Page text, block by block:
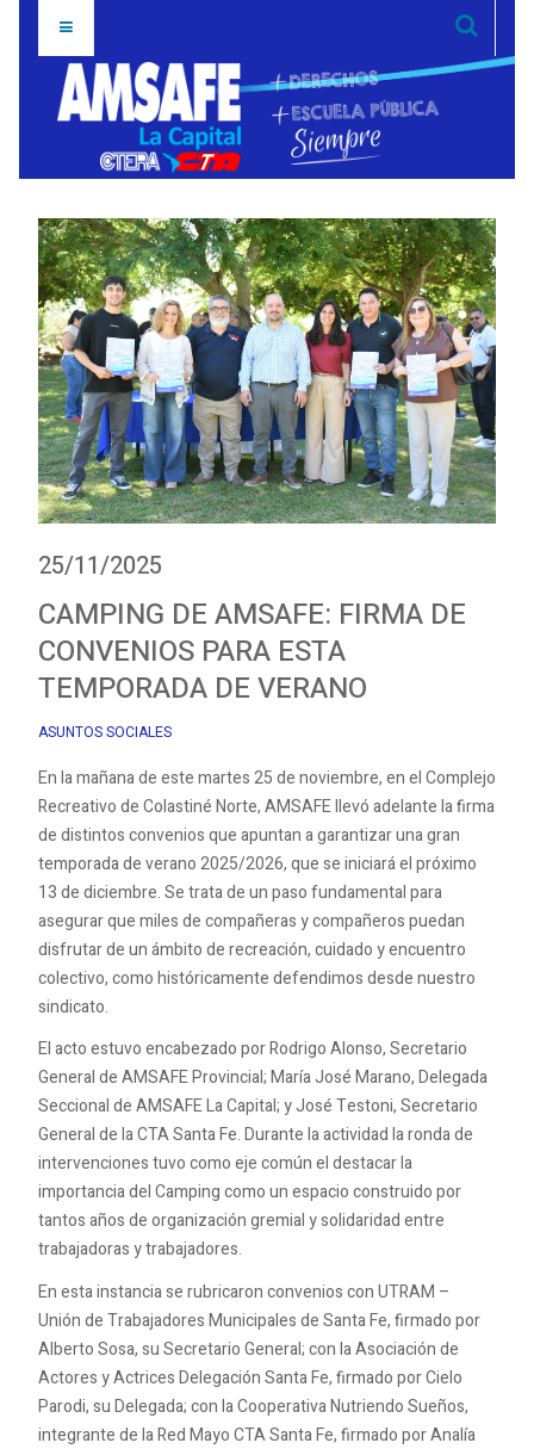
25/11/2025
CAMPING DE AMSAFE: FIRMA DE
CONVENIOS PARA ESTA
TEMPORADA DE VERANO
ASUNTOS SOCIALES
En la mañana de este martes 25 de noviembre, en el Complejo
Recreativo de Colastiné Norte, AMSAFE llevó adelante la firma
de distintos convenios que apuntan a garantizar una gran
temporada de verano 2025/2026, que se iniciará el próximo
13 de diciembre. Se trata de un paso fundamental para
asegurar que miles de compañeras y compañeros puedan
disfrutar de un ámbito de recreación, cuidado y encuentro
colectivo, como históricamente defendimos desde nuestro
sindicato.
El acto estuvo encabezado por Rodrigo Alonso, Secretario
General de AMSAFE Provincial; María José Marano, Delegada
Seccional de AMSAFE La Capital; y José Testoni, Secretario
General de la CTA Santa Fe. Durante la actividad la ronda de
intervenciones tuvo como eje común el destacar la
importancia del Camping como un espacio construido por
tantos años de organización gremial y solidaridad entre
trabajadoras y trabajadores.
En esta instancia se rubricaron convenios con UTRAM –
Unión de Trabajadores Municipales de Santa Fe, firmado por
Alberto Sosa, su Secretario General; con la Asociación de
Actores y Actrices Delegación Santa Fe, firmado por Cielo
Parodi, su Delegada; con la Cooperativa Nutriendo Sueños,
integrante de la Red Mayo CTA Santa Fe, firmado por Analía